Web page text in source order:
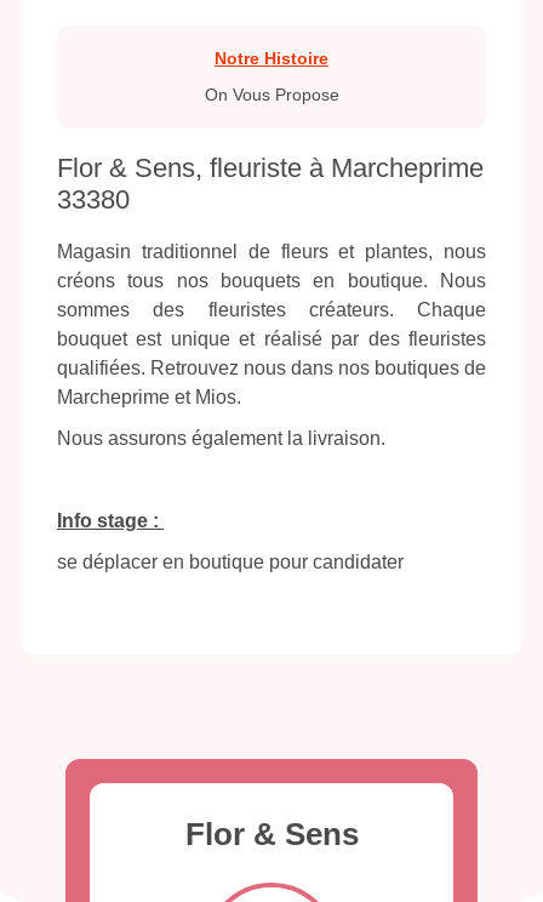
Notre Histoire
On Vous Propose
Flor & Sens, fleuriste à Marcheprime
33380
Magasin traditionnel de fleurs et plantes, nous
créons tous nos bouquets en boutique. Nous
sommes des fleuristes créateurs. Chaque
bouquet est unique et réalisé par des fleuristes
qualifiées. Retrouvez nous dans nos boutiques de
Marcheprime et Mios.
Nous assurons également la livraison.
Info stage :
se déplacer en boutique pour candidater
Flor & Sens